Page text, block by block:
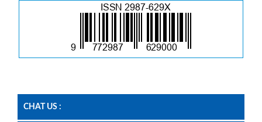
CHAT US :